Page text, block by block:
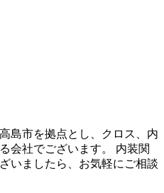
島市を拠点とし、クロス、内
会社でございます。 内装関
いましたら、お気軽にご相談